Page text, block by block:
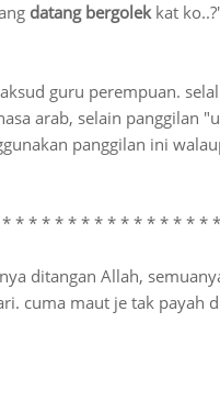
datang bergolek kat
guru perempuan.
arab, selain panggilan
panggilan ini
* * * * * * * * * * * * * * *
ditangan Allah,
cuma maut je tak payah